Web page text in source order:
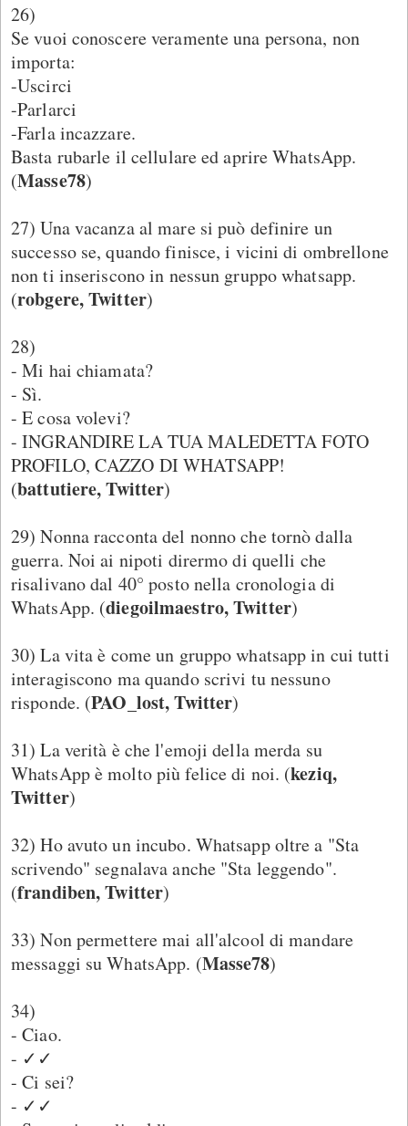
26)
Se vuoi conoscere veramente una persona, non
importa:
-Uscirci
-Parlarci
-Farla incazzare.
Basta rubarle il cellulare ed aprire WhatsApp.
(Masse78)
27) Una vacanza al mare si può definire un
successo se, quando finisce, i vicini di ombrellone
non ti inseriscono in nessun gruppo whatsapp.
(robgere, Twitter)
28)
- Mi hai chiamata?
- Sì.
- E cosa volevi?
- INGRANDIRE LA TUA MALEDETTA FOTO
PROFILO, CAZZO DI WHATSAPP!
(battutiere, Twitter)
29) Nonna racconta del nonno che tornò dalla
guerra. Noi ai nipoti dirermo di quelli che
risalivano dal 40° posto nella cronologia di
WhatsApp. (diegoilmaestro, Twitter)
30) La vita è come un gruppo whatsapp in cui tutti
interagiscono ma quando scrivi tu nessuno
risponde. (PAO_lost, Twitter)
31) La verità è che l'emoji della merda su
WhatsApp è molto più felice di noi. (keziq,
Twitter)
32) Ho avuto un incubo. Whatsapp oltre a "Sta
scrivendo" segnalava anche "Sta leggendo".
(frandiben, Twitter)
33) Non permettere mai all'alcool di mandare
messaggi su WhatsApp. (Masse78)
34)
- Ciao.
- ✓✓
- Ci sei?
- ✓✓